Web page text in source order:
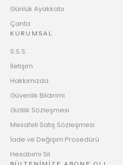
Günlük Ayakkabı
Çanta
KURUMSAL
S.S.S.
İletişim
Hakkımızda
Güvenlik Bildirimi
Gizlilik Sözleşmesi
Mesafeli Satış Sözleşmesi
İade ve Değişim Prosedürü
Hesabımı Sil